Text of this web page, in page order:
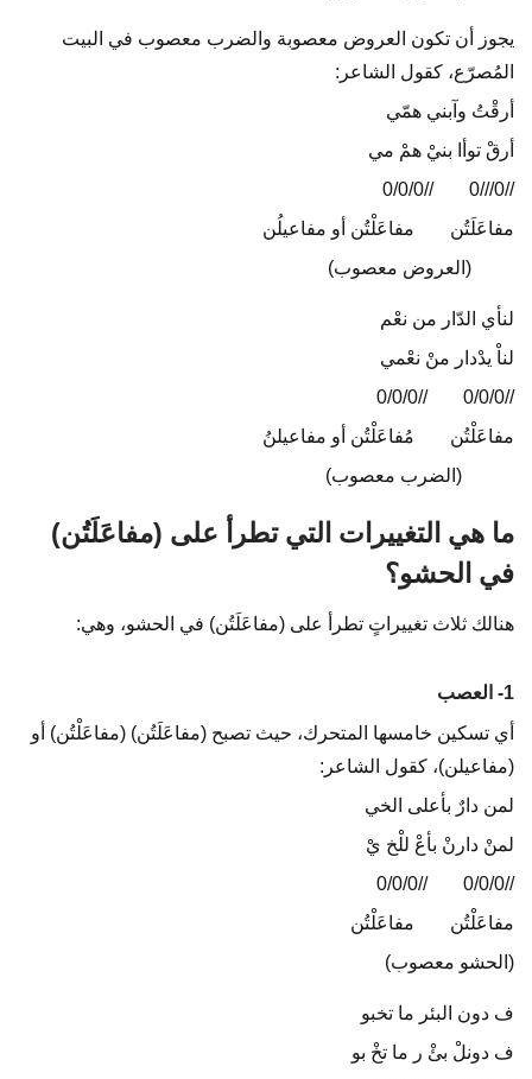
يجوز أن تكون العروض معصوبة والضرب معصوب في البيت
المُصرّع، كقول الشاعر:
أرقْتُ وآبني همّي
أرقْ توأا بنيْ همْ مي
//0///0
//0/0/0
مفاعَلَتُن
مفاعَلْتُن أو مفاعيلُن
(العروض معصوب)
لنأي الدّار من نعْم
لناْ يدْدار منْ نعْمي
//0/0/0
//0/0/0
مفاعَلْتُن
مُفاعَلْتُن أو مفاعيلنُ
(الضرب معصوب)
ما هي التغييرات التي تطرأ على (مفاعَلَتُن)
في الحشو؟
هنالك ثلاث تغييراتٍ تطرأ على (مفاعَلَتُن) في الحشو، وهي:
1- العصب
أي تسكين خامسها المتحرك، حيث تصبح (مفاعَلَتُن) (مفاعَلْتُن) أو
(مفاعيلن)، كقول الشاعر:
لمن دارٌ بأعلى الخي
لمنْ دارنْ بأعْ للْخ يْ
//0/0/0
//0/0/0
مفاعَلْتُن
مفاعَلْتُن
(الحشو معصوب)
ف دون البئر ما تخبو
ف دونلْ بئْ ر ما تخْ بو